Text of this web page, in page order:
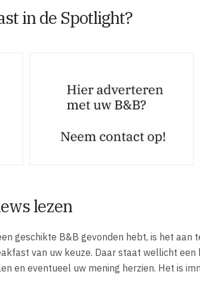
in de Spotlight?
lezen
geschikte B&B gevonden hebt, is het aan
van uw keuze. Daar staat wellicht een
en eventueel uw mening herzien. Het is